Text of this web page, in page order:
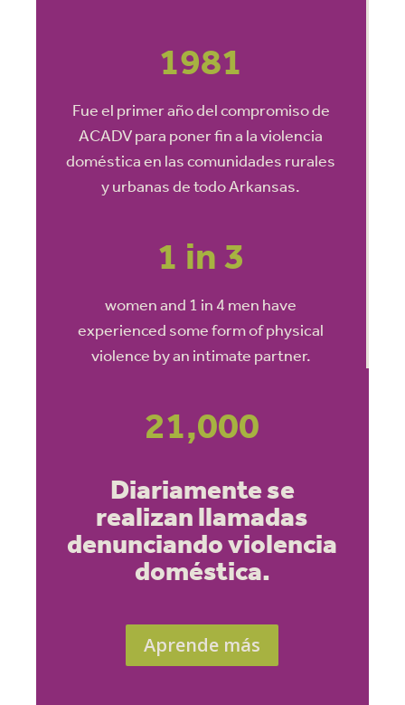
1981
Fue el primer año del compromiso de
ACADV para poner fin a la violencia
doméstica en las comunidades rurales
y urbanas de todo Arkansas.
1 in 3
women and 1 in 4 men have
experienced some form of physical
violence by an intimate partner.
21,000
Diariamente se
realizan llamadas
denunciando violencia
doméstica.
Aprende más